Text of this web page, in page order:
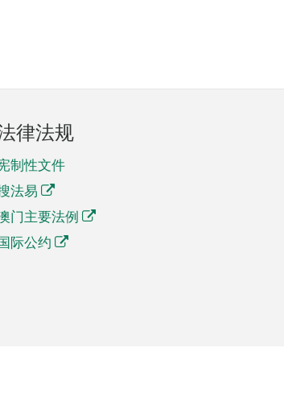
律法规
制性文件
法易
门主要法例
际公约